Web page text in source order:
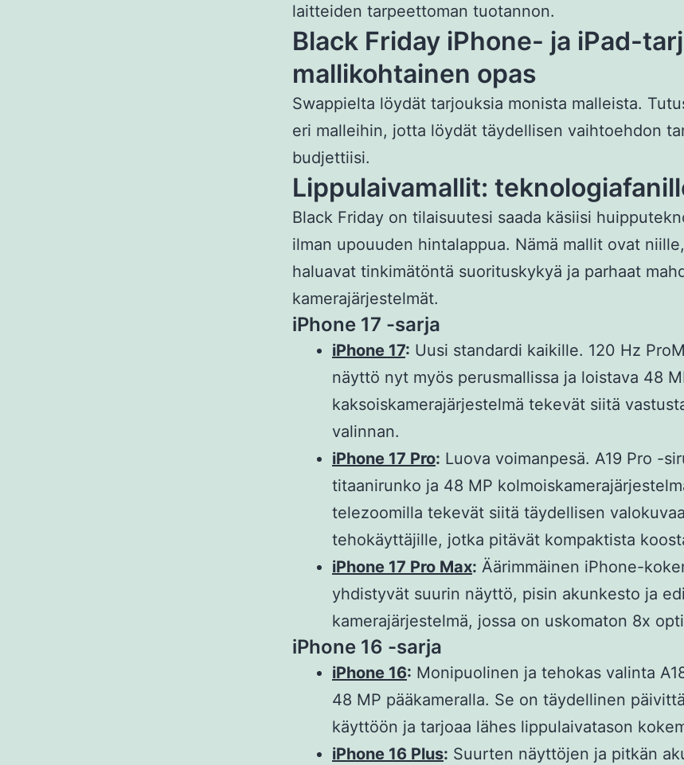
laitteiden tarpeettoman tuotannon.
Black Friday iPhone- ja iPad-
mallikohtainen opas
Swappielta löydät tarjouksia monista malleista.
eri malleihin, jotta löydät täydellisen vaihtoehdon
budjettiisi.
Lippulaivamallit:
Black Friday on tilaisuutesi saada käsiisi
ilman upouuden hintalappua. Nämä mallit ovat
haluavat tinkimätöntä suorituskykyä ja parhaat
kamerajärjestelmät.
iPhone 17 -sarja
iPhone 17: Uusi standardi kaikille. 120 Hz
näyttö nyt myös perusmallissa ja loistava 48
kaksoiskamerajärjestelmä tekevät siitä
valinnan.
iPhone 17 Pro: Luova voimanpesä. A19 Pro -
titaanirunko ja 48 MP
telezoomilla tekevät siitä täydellisen
tehokäyttäjille, jotka pitävät kompaktista
iPhone 17 Pro Max: Äärimmäinen iPhone-
yhdistyvät suurin näyttö, pisin akunkesto ja
kamerajärjestelmä, jossa on uskomaton 8x
iPhone 16 -sarja
iPhone 16: Monipuolinen ja tehokas valinta
48 MP pääkameralla. Se on täydellinen
käyttöön ja tarjoaa lähes lippulaivatason
iPhone 16 Plus: Suurten näyttöjen ja pitkän